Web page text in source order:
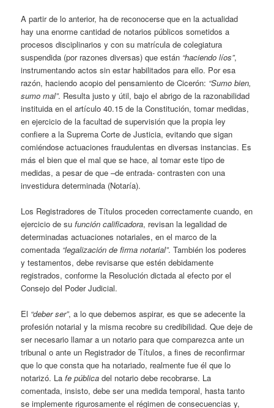
A partir de lo anterior, ha de reconocerse que en la actualidad
hay una enorme cantidad de notarios públicos sometidos a
procesos disciplinarios y con su matrícula de colegiatura
suspendida (por razones diversas) que están “haciendo líos”,
instrumentando actos sin estar habilitados para ello. Por esa
razón, haciendo acopio del pensamiento de Cicerón: “Sumo bien,
sumo mal”. Resulta justo y útil, bajo el abrigo de la razonabilidad
instituida en el artículo 40.15 de la Constitución, tomar medidas,
en ejercicio de la facultad de supervisión que la propia ley
confiere a la Suprema Corte de Justicia, evitando que sigan
comiéndose actuaciones fraudulentas en diversas instancias. Es
más el bien que el mal que se hace, al tomar este tipo de
medidas, a pesar de que –de entrada- contrasten con una
investidura determinada (Notaría).
Los Registradores de Títulos proceden correctamente cuando, en
ejercicio de sufunción calificadora, revisan la legalidad de
determinadas actuaciones notariales, en el marco de la
comentada “legalización de firma notarial”. También los poderes
y testamentos, debe revisarse que estén debidamente
registrados, conforme la Resolución dictada al efecto por el
Consejo del Poder Judicial.
El “deber ser”, a lo que debemos aspirar, es que se adecente la
profesión notarial y la misma recobre su credibilidad. Que deje de
ser necesario llamar a un notario para que comparezca ante un
tribunal o ante un Registrador de Títulos, a fines de reconfirmar
que lo que consta que ha notariado, realmente fue él que lo
notarizó. Lafe pública del notario debe recobrarse. La
comentada, insisto, debe ser una medida temporal, hasta tanto
se implemente rigurosamente el régimen de consecuencias y,